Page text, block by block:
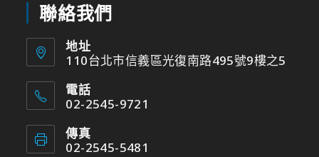
聯絡我們
地址
110台北市信義區光復南路495號9樓之5
電話
02-2545-9721
傳真
02-2545-5481